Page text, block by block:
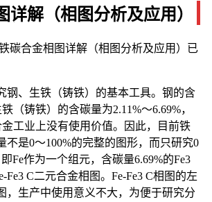
详解（相图分析及应用）
碳合金相图详解（相图分析及应用） 已
钢、生铁（铸铁）的基本工具。钢的含
（铸铁）的含碳量为2.11%～6.69%，
金工业上没有使用价值。因此，目前铁
不是0～100%的完整的图形，而只研究0
Fe作为一个组元，含碳量6.69%的Fe3
Fe3 C二元合金相图。Fe-Fe3 C相图的左
，生产中使用意义不大，为便于研究分